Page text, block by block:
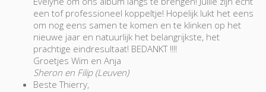
een tof professioneel koppeltje! Hopelijk lukt het eens
om nog eens samen te komen en te klinken op het
nieuwe jaar en natuurlijk het belangrijkste, het
prachtige eindresultaat! BEDANKT !!!!
Groetjes Wim en Anja
Sheron en Filip (Leuven)
Beste Thierry,